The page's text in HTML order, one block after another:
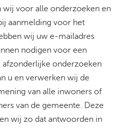
wij voor alle onderzoeken en
aanmelding voor het
wij uw e-mailadres
nodigen voor een
onderzoeken
u en verwerken wij de
van alle inwoners of
van de gemeente. Deze
wij zo dat antwoorden in